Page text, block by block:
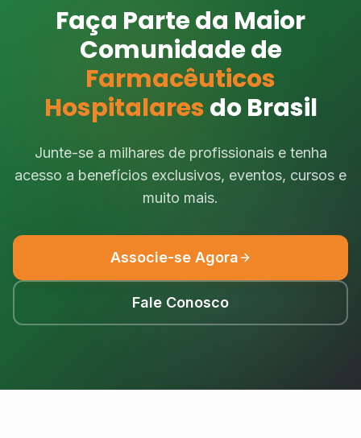
Faça Parte da Maior
Comunidade de
Farmacêuticos
Hospitalaresdo Brasil
Junte-se a milhares de profissionais e tenha
acesso a benefícios exclusivos, eventos, cursos e
muito mais.
Associe-se Agora
Fale Conosco